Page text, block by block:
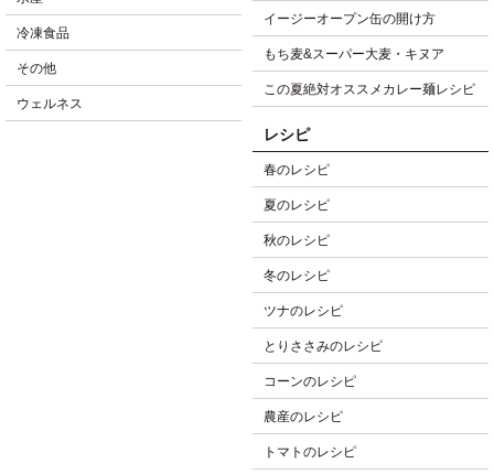
冷凍食品
その他
ウェルネス
イージーオープン缶の開け方
もち麦&スーパー大麦・キヌア
この夏絶対オススメカレー麺レシピ
レシピ
春のレシピ
夏のレシピ
秋のレシピ
冬のレシピ
ツナのレシピ
とりささみのレシピ
コーンのレシピ
農産のレシピ
トマトのレシピ